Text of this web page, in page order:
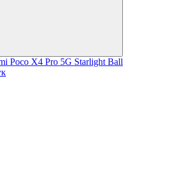
Poco X4 Pro 5G Starlight Ball